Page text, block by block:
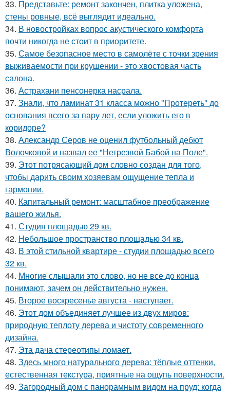
33. Представьте: ремонт закончен, плитка уложена,
стены ровные, всё выглядит идеально.
34. В новостройках вопрос акустического комфорта
почти никогда не стоит в приоритете.
35. Самое безопасное место в самолёте с точки зрения
выживаемости при крушении - это хвостовая часть
салона.
36. Астрахани пенсонерка насрала.
37. Знали, что ламинат 31 класса можно "Протереть" до
основания всего за пару лет, если уложить его в
коридоре?
38. Александр Серов не оценил футбольный дебют
Волочковой и назвал ее "Нетрезвой Бабой на Поле".
39. Этот потрясающий дом словно создан для того,
чтобы дарить своим хозяевам ощущение тепла и
гармонии.
40. Капитальный ремонт: масштабное преображение
вашего жилья.
41. Студия площадью 29 кв.
42. Небольшое пространство площадью 34 кв.
43. В этой стильной квартире - студии площадью всего
32 кв.
44. Многие слышали это слово, но не все до конца
понимают, зачем он действительно нужен.
45. Второе воскресенье августа - наступает.
46. Этот дом объединяет лучшее из двух миров:
природную теплоту дерева и чистоту современного
дизайна.
47. Эта дача стереотипы ломает.
48. Здесь много натурального дерева: тёплые оттенки,
естественная текстура, приятные на ощупь поверхности.
49. Загородный дом с панорамным видом на пруд: когда